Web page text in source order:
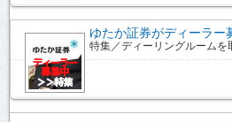
ゆたか証券がディーラー
特集／ディーリングルームを